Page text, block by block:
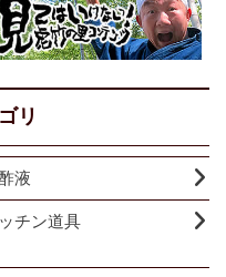
リ
液
チン道具